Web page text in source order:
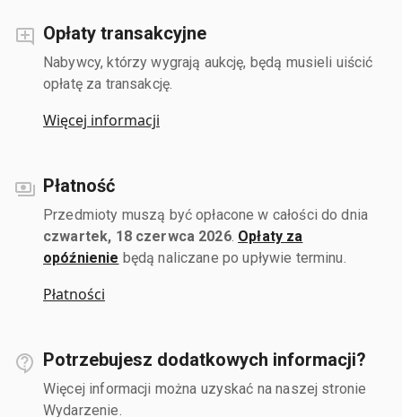
Opłaty transakcyjne
Nabywcy, którzy wygrają aukcję, będą musieli uiścić
opłatę za transakcję.
Więcej informacji
Płatność
Przedmioty muszą być opłacone w całości do dnia
czwartek, 18 czerwca 2026. Opłaty za
opóźnienie będą naliczane po upływie terminu.
Płatności
Potrzebujesz dodatkowych informacji?
Więcej informacji można uzyskać na naszej stronie
Wydarzenie.